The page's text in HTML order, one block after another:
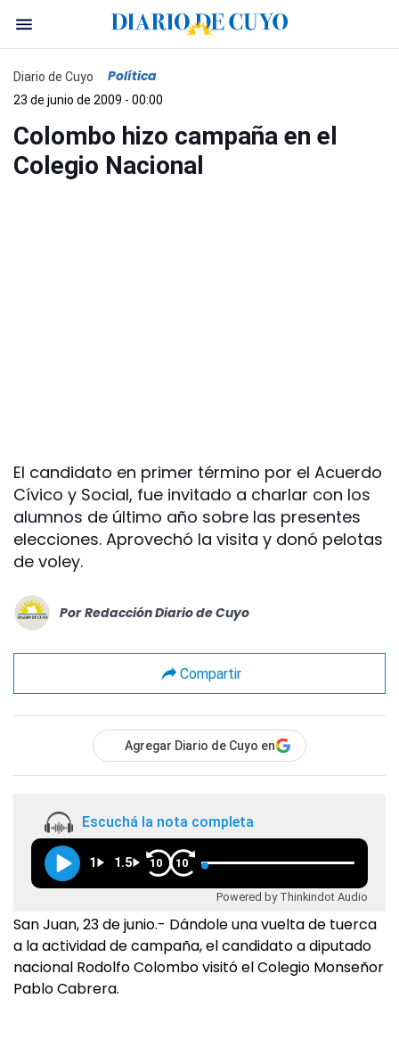
Diario de Cuyo Política
23 de junio de 2009 - 00:00
Colombo hizo campaña en el
Colegio Nacional
El candidato en primer término por el Acuerdo
Cívico y Social, fue invitado a charlar con los
alumnos de último año sobre las presentes
elecciones. Aprovechó la visita y donó pelotas
de voley.
Por Redacción Diario de Cuyo
Compartir
Agregar Diario de Cuyo en
Escuchá la nota completa
1 1.5 10 10
Powered by Thinkindot Audio
San Juan, 23 de junio.- Dándole una vuelta de tuerca
a la actividad de campaña, el candidato a diputado
nacional Rodolfo Colombo visitó el Colegio Monseñor
Pablo Cabrera.